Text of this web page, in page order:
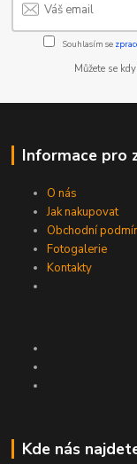
Souhlasím se
Můžete se
Informace pro
O nás
Jak nakupovat
Obchodní
Fotogalerie
Kontakty
Kde nás